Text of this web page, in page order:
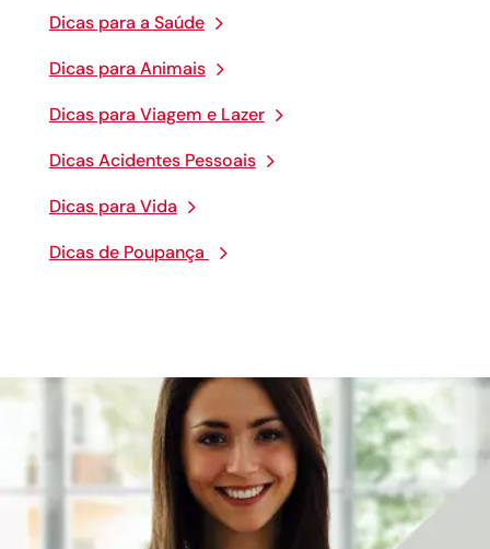
Dicas para a Saúde
Dicas para Animais
Dicas para Viagem e Lazer
Dicas Acidentes Pessoais
Dicas para Vida
Dicas de Poupança